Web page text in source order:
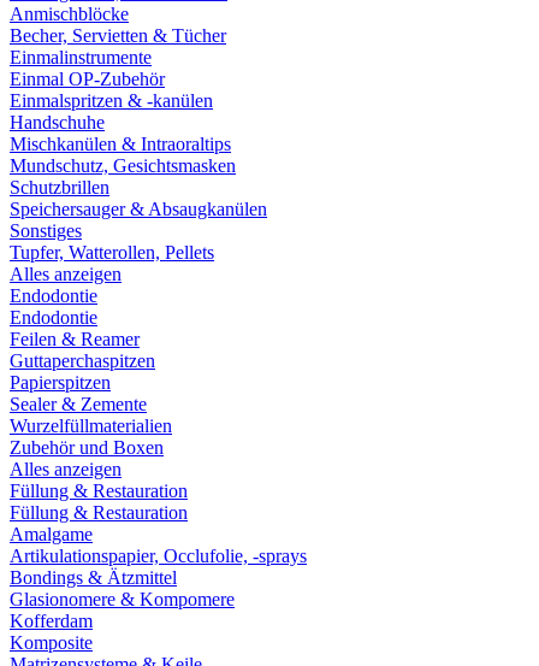
Anmischblöcke
Becher, Servietten & Tücher
Einmalinstrumente
Einmal OP-Zubehör
Einmalspritzen & -kanülen
Handschuhe
Mischkanülen & Intraoraltips
Mundschutz, Gesichtsmasken
Schutzbrillen
Speichersauger & Absaugkanülen
Sonstiges
Tupfer, Watterollen, Pellets
Alles anzeigen
Endodontie
Endodontie
Feilen & Reamer
Guttaperchaspitzen
Papierspitzen
Sealer & Zemente
Wurzelfüllmaterialien
Zubehör und Boxen
Alles anzeigen
Füllung & Restauration
Füllung & Restauration
Amalgame
Artikulationspapier, Occlufolie, -sprays
Bondings & Ätzmittel
Glasionomere & Kompomere
Kofferdam
Komposite